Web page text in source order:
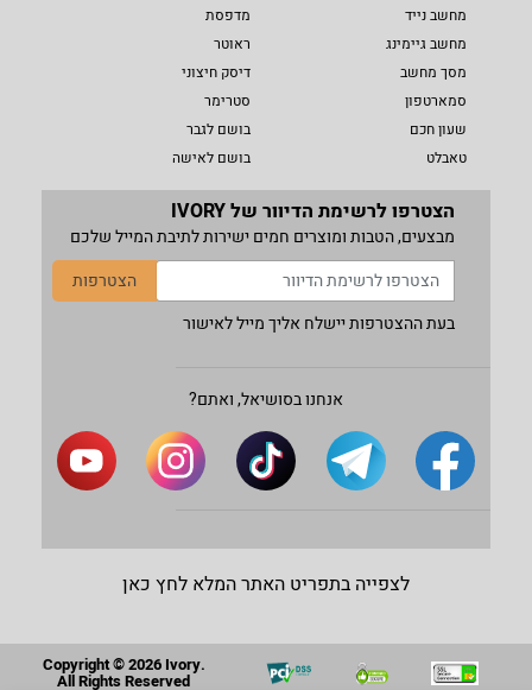
מחשב נייד
מחשב גיימינג
מסך מחשב
סמארטפון
שעון חכם
טאבלט
מדפסת
ראוטר
דיסק חיצוני
סטרימר
בושם לגבר
בושם לאישה
הצטרפו לרשימת הדיוור של IVORY
מבצעים, הטבות ומוצרים חמים ישירות לתיבת המייל שלכם
הצטרפות
בעת ההצטרפות יישלח אליך מייל לאישור
אנחנו בסושיאל, ואתם?
לצפייה בתפריט האתר המלא לחץ כאן
Copyright © 2026 Ivory.
All Rights Reserved